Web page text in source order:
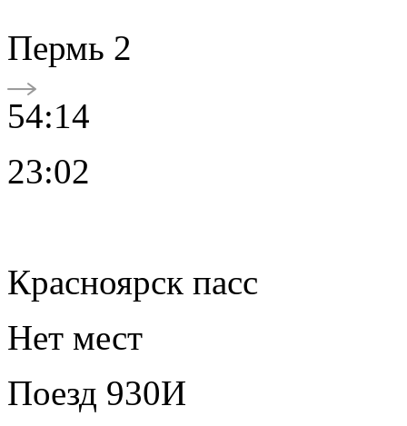
Пермь 2
54:14
23:02
Красноярск пасс
Нет мест
Поезд 930И